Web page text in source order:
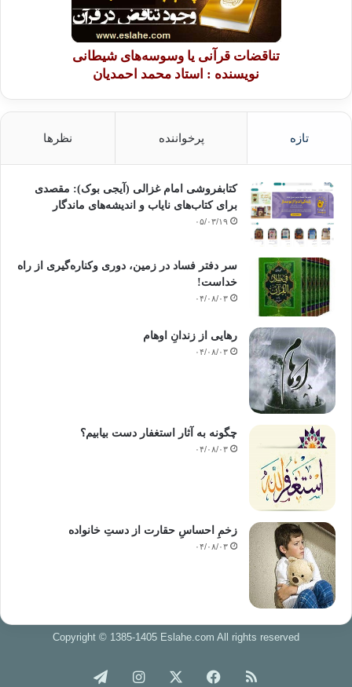
تناقضات قرآنی یا وسوسه‌های شیطانی
نویسنده : استاد محمد احمدیان
تازه پرخواننده نظرها
کتابفروشی امام غزالی (آیجی بوک): مقصدی
برای کتاب‌های نایاب و اندیشه‌های ماندگار
۰۵/۰۳/۱۹
سر دفتر فساد در زمین‌، دوری وکناره‌گیری از راه
خداست‌!
۰۴/۰۸/۰۳
رهایی از زندانِ اوهام
۰۴/۰۸/۰۳
چگونه به آثار استغفار دست بیابیم؟
۰۴/۰۸/۰۳
زخمِ احساسِ حقارت از دستِ خانواده
۰۴/۰۸/۰۳
Copyright © 1385-1405 Eslahe.com All rights reserved
خوراک فیس اینستاگرام